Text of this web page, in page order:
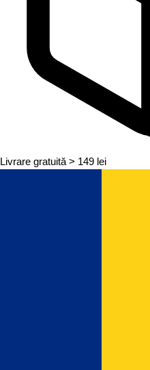
Livrare gratuită > 149 lei